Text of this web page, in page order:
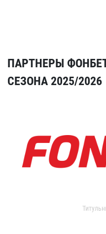
ПАРТНЕРЫ
СЕЗОНА 2025/2026